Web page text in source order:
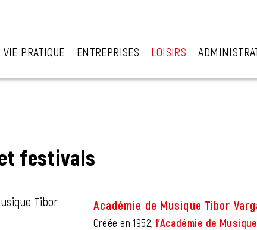
VIE PRATIQUE ENTREPRISES LOISIRS
festivals
Académie de Musique Tibor
Créée en 1952, l’Académie de